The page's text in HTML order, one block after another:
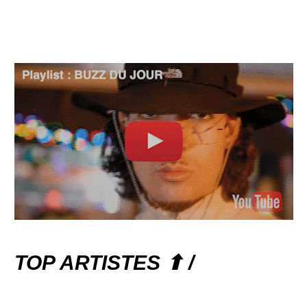
TOP ARTISTES ⬆ /